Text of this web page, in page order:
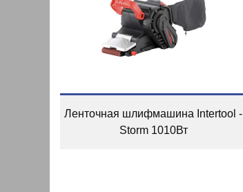
Ленточная шлифмашина Intertool -
Storm 1010Вт